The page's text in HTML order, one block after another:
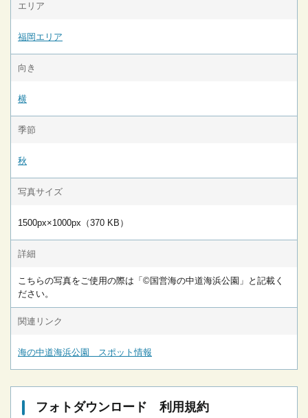
エリア
福岡エリア
向き
横
季節
秋
写真サイズ
1500px×1000px（370 KB）
詳細
こちらの写真をご使用の際は「©国営海の中道海浜公園」と記載く
ださい。
関連リンク
海の中道海浜公園 スポット情報
フォトダウンロード 利用規約